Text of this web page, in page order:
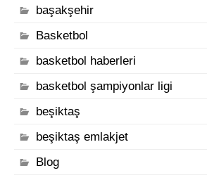
başakşehir
Basketbol
basketbol haberleri
basketbol şampiyonlar ligi
beşiktaş
beşiktaş emlakjet
Blog